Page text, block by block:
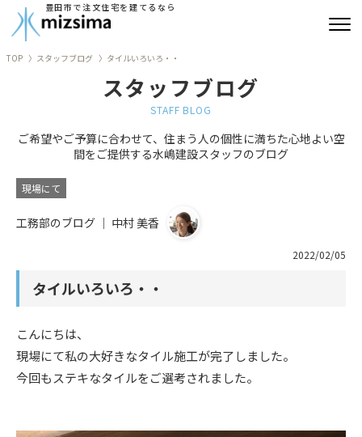
豊田市で注文住宅を建てるなら
リフォーム
古民家再生
建築実績
ニュース
TOP スタッフブログ タイルいろいろ・・
スタッフブログ
STAFF BLOG
ご希望やご予算に合わせて、住まう人の個性に満ちた心地よい空
間をご提供する水嶋建設スタッフのブログ
現場にて
工務部のブログ ｜ 中村 美香
2022/02/05
タイルいろいろ・・
こんにちは、
現場にて私の大好きなタイル施工が完了しました。
今回もステキなタイルをご選考されました。